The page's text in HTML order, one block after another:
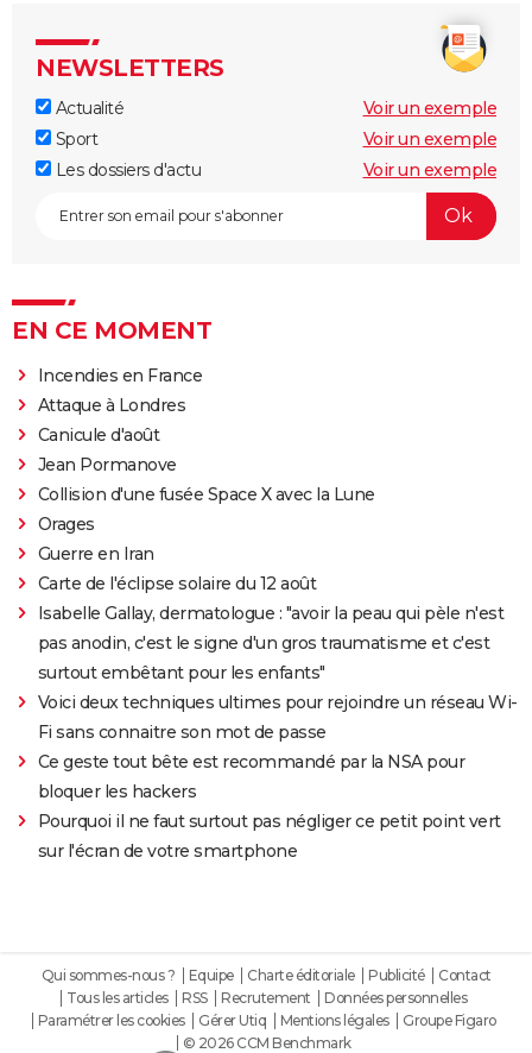
NEWSLETTERS
Actualité
Voir un exemple
Sport
Voir un exemple
Les dossiers d'actu
Voir un exemple
EN CE MOMENT
Incendies en France
Attaque à Londres
Canicule d'août
Jean Pormanove
Collision d'une fusée Space X avec la Lune
Orages
Guerre en Iran
Carte de l'éclipse solaire du 12 août
Isabelle Gallay, dermatologue : "avoir la peau qui pèle n'est
pas anodin, c'est le signe d'un gros traumatisme et c'est
surtout embêtant pour les enfants"
Voici deux techniques ultimes pour rejoindre un réseau Wi-
Fi sans connaitre son mot de passe
Ce geste tout bête est recommandé par la NSA pour
bloquer les hackers
Pourquoi il ne faut surtout pas négliger ce petit point vert
sur l'écran de votre smartphone
Qui sommes-nous ? Equipe Charte éditoriale Publicité
Contact
Tous les articles
RSS Recrutement
Données personnelles
Paramétrer les cookies
Gérer Utiq Mentions légales
Groupe Figaro
© 2026 CCM Benchmark